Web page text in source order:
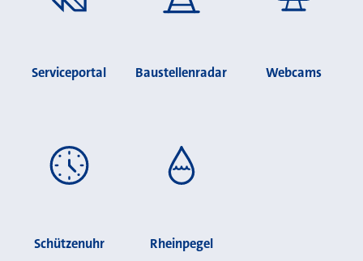
Serviceportal Baustellenradar Webcams
Schützenuhr Rheinpegel